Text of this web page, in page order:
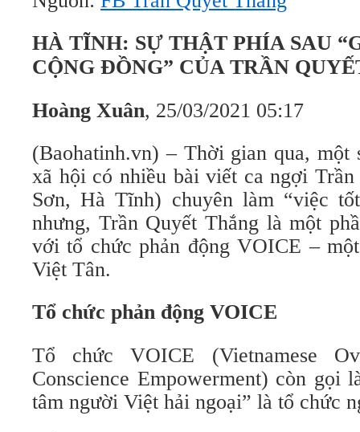
HÀ TĨNH: SỰ THẬT PHÍA SAU
CỘNG ĐỒNG” CỦA TRẦN
Hoàng Xuân, 25/03/2021 05:17
(Baohatinh.vn) – Thời gian qua, một
xã hội có nhiều bài viết ca ngợi
Sơn, Hà Tĩnh) chuyên làm “việc
nhưng, Trần Quyết Thắng là một
với tổ chức phản động VOICE –
Việt Tân.
Tổ chức phản động VOICE
Tổ chức VOICE (Vietnamese
Conscience Empowerment) còn gọi
tâm người Việt hải ngoại” là tổ chức